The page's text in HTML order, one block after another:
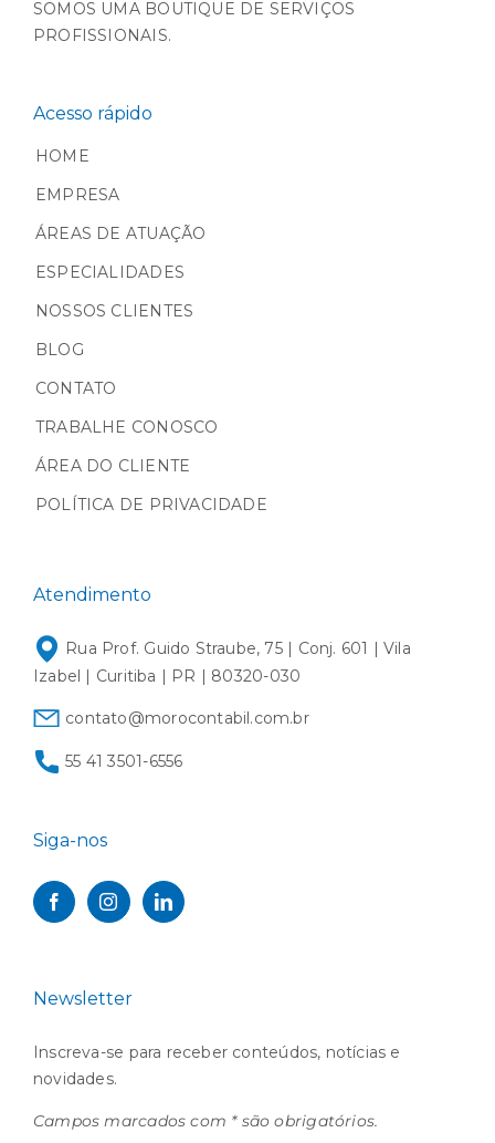
SOMOS UMA BOUTIQUE DE SERVIÇOS
PROFISSIONAIS.
Acesso rápido
HOME
EMPRESA
ÁREAS DE ATUAÇÃO
ESPECIALIDADES
NOSSOS CLIENTES
BLOG
CONTATO
TRABALHE CONOSCO
ÁREA DO CLIENTE
POLÍTICA DE PRIVACIDADE
Atendimento
Rua Prof. Guido Straube, 75 | Conj. 601 | Vila
Izabel | Curitiba | PR | 80320-030
contato@morocontabil.com.br
55 41 3501-6556
Siga-nos
Newsletter
Inscreva-se para receber conteúdos, notícias e
novidades.
Campos marcados com * são obrigatórios.